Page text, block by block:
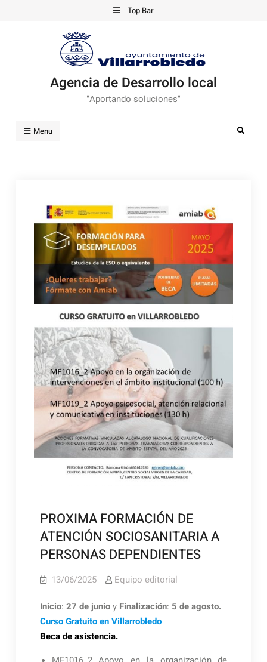
Top Bar
Agencia de Desarrollo local
"Aportando soluciones"
Menu Search
PROXIMA FORMACIÓN DE
ATENCIÓN SOCIOSANITARIA A
PERSONAS DEPENDIENTES
13/06/2025 Equipo editorial
Inicio: 27 de junioy Finalización: 5 de agosto.
Curso Gratuito en Villarrobledo
Beca de asistencia.